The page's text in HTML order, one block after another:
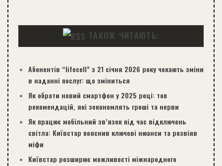
ТАКОЖ ЧИТАЮТЬ:
Абонентів “lifecell” з 21 січня 2026 року чекають зміни
в наданні послуг: що зміниться
Як обрати новий смартфон у 2025 році: топ
рекомендацій, які зекономлять гроші та нерви
Як працює мобільний зв’язок під час відключень
світла: Київстар пояснив ключові нюанси та розвіяв
міфи
Київстар розширює можливості міжнародного